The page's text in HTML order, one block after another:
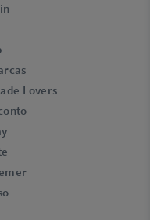
Lovers​